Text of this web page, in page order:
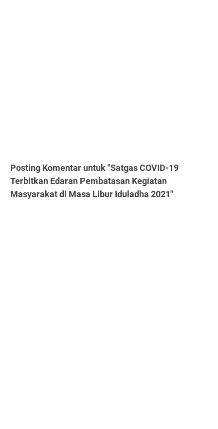
Posting Komentar untuk "Satgas COVID-19
Terbitkan Edaran Pembatasan Kegiatan
Masyarakat di Masa Libur Iduladha 2021"